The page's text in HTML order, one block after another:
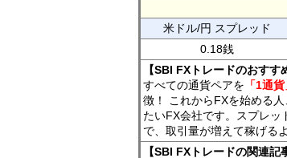
米ドル/円 スプレッド
0.18銭
【SBI FXトレードのおすす
すべての通貨ペアを 「1通
徴！ これからFXを始める
たいFX会社です。スプレ
で、取引量が増えて稼げる
【SBI FXトレードの関連記